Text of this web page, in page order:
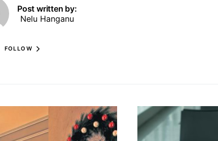
Post written by:
Nelu Hanganu
FOLLOW